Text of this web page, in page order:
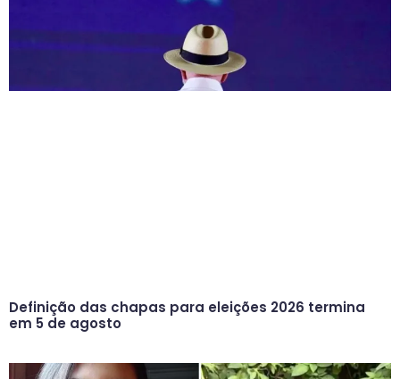
Definição das chapas para eleições 2026 termina
em 5 de agosto